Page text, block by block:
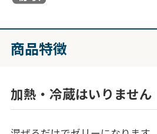
商品特徴
加熱・冷蔵はいりません